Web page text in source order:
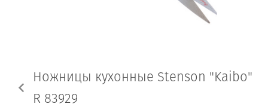
Ножницы кухонные Stenson "Kaibo"
R 83929